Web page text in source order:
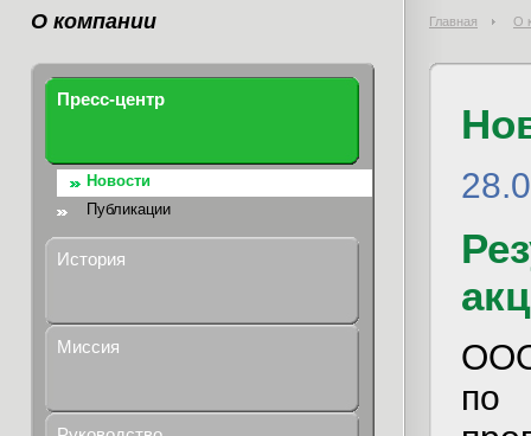
О компании Главная О
Пресс-центр
Новости
Публикации
История
Миссия
по